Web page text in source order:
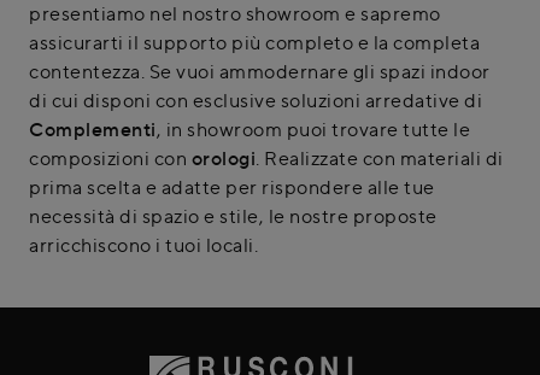
presentiamo nel nostro showroom e sapremo
assicurarti il supporto più completo e la completa
contentezza. Se vuoi ammodernare gli spazi indoor
di cui disponi con esclusive soluzioni arredative di
Complementi, in showroom puoi trovare tutte le
composizioni con orologi. Realizzate con materiali di
prima scelta e adatte per rispondere alle tue
necessità di spazio e stile, le nostre proposte
arricchiscono i tuoi locali.